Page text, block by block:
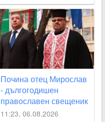
Почина отец Мирослав
- дългогодишен
православен свещеник
в Кричим
11:23, 06.08.2026